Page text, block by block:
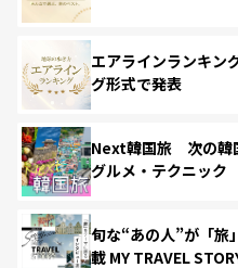
エアラインランキ
グ形式で発表
Next韓国旅 次の韓
グルメ・テクニック
旬な“あの人”が「旅
載 MY TRAVEL